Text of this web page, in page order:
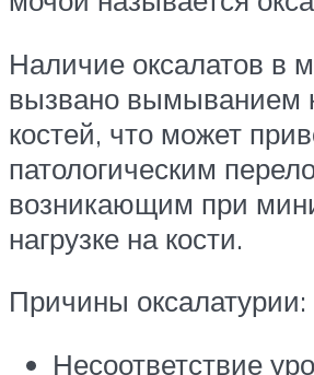
Наличие оксалатов в
вызвано вымыванием
костей, что может
патологическим
возникающим при
нагрузке на кости.
Причины оксалатурии:
Несоответствие